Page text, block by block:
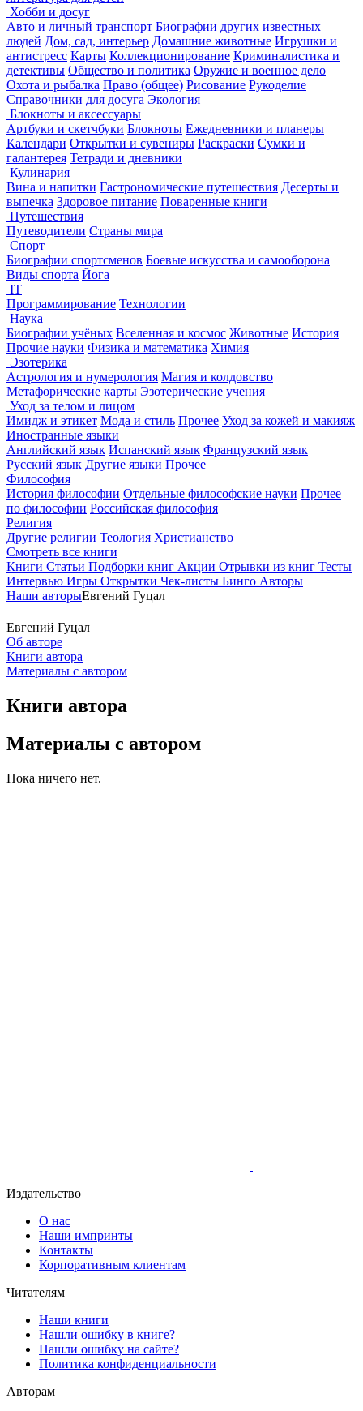
Хобби и досуг
Авто и личный транспорт Биографии других известных
людей Дом, сад, интерьер Домашние животные Игрушки и
антистресс Карты Коллекционирование Криминалистика и
детективы Общество и политика Оружие и военное дело
Охота и рыбалка Право (общее) Рисование Рукоделие
Справочники для досуга Экология
Блокноты и аксессуары
Артбуки и скетчбуки Блокноты Ежедневники и планеры
Календари Открытки и сувениры Раскраски Сумки и
галантерея Тетради и дневники
Кулинария
Вина и напитки Гастрономические путешествия Десерты и
выпечка Здоровое питание Поваренные книги
Путешествия
Путеводители Страны мира
Спорт
Биографии спортсменов Боевые искусства и самооборона
Виды спорта Йога
IT
Программирование Технологии
Наука
Биографии учёных Вселенная и космос Животные История
Прочие науки Физика и математика Химия
Эзотерика
Астрология и нумерология Магия и колдовство
Метафорические карты Эзотерические учения
Уход за телом и лицом
Имидж и этикет Мода и стиль Прочее Уход за кожей и макияж
Иностранные языки
Английский язык Испанский язык Французский язык
Русский язык Другие языки Прочее
Философия
История философии Отдельные философские науки Прочее
по философии Российская философия
Религия
Другие религии Теология Христианство
Смотреть все книги
Книги Статьи Подборки книг Акции Отрывки из книг Тесты
Интервью Игры Открытки Чек-листы Бинго Авторы
Наши авторыЕвгений Гуцал
Евгений Гуцал
Об авторе
Книги автора
Материалы с автором
Книги автора
Материалы с автором
Пока ничего нет.
Издательство
О нас
Наши импринты
Контакты
Корпоративным клиентам
Читателям
Наши книги
Нашли ошибку в книге?
Нашли ошибку на сайте?
Политика конфиденциальности
Авторам